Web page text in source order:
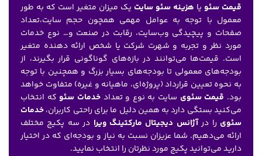
قیمت سئو یا هزینه سئو سایت یک میزان متغیر است که به طور
معمول با توجه به عوامل مهمی همچون حجم سایت،تعداد
صفحات و پیچیدگی وب‌سایت، رقابت در صنعت و… نوع خدمات
مورد نظر و تجربه و شهرت شرکت یا شخص ارائه دهنده متغیر
است. قیمت‌ها می‌توانند در بازه‌های گوناگونی قرار بگیرند، از
بودجه‌های معمولی تا بودجه‌های بسیار بزرگ و همچنین با توجه
به نحوه تعیین قرارداد (پروژه‌ای، ماهیانه و غیره) متفاوت خواهد
بود. قیمت سئوی سایت به نوع و تعدادخدمات سئوکه انتخاب
می‌کنید بستگی دارد به همین دلیل ما برای راحتی کاربران،خدمات
سئوی را درآژانس دیجیتال مارکتینگ ویرا در سه پکیج مختلف
ارائه می‌دهیم. شما عزیزان نسبت به نیاز و بودجه‌ای که در اختیار
دارید می‌توانید پکیج مورد نظرتان را انتخاب نمایید.